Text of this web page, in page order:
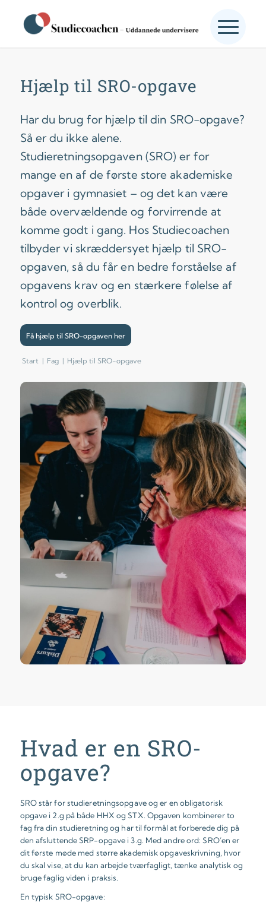
Hjælp til SRO-opgave
Har du brug for hjælp til din SRO-opgave?
Så er du ikke alene.
Studieretningsopgaven (SRO) er for
mange en af de første store akademiske
opgaver i gymnasiet – og det kan være
både overvældende og forvirrende at
komme godt i gang. Hos Studiecoachen
tilbyder vi skræddersyet hjælp til SRO-
opgaven, så du får en bedre forståelse af
opgavens krav og en stærkere følelse af
kontrol og overblik.
Få hjælp til SRO-opgaven her
Start | Fag | Hjælp til SRO-opgave
Hvad er en SRO-
opgave?
SRO står for studieretningsopgave og er en obligatorisk
opgave i 2.g på både HHX og STX. Opgaven kombinerer to
fag fra din studieretning og har til formål at forberede dig på
den afsluttende SRP-opgave i 3.g. Med andre ord: SRO’en er
dit første møde med større akademisk opgaveskrivning, hvor
du skal vise, at du kan arbejde tværfagligt, tænke analytisk og
bruge faglig viden i praksis.
En typisk SRO-opgave: